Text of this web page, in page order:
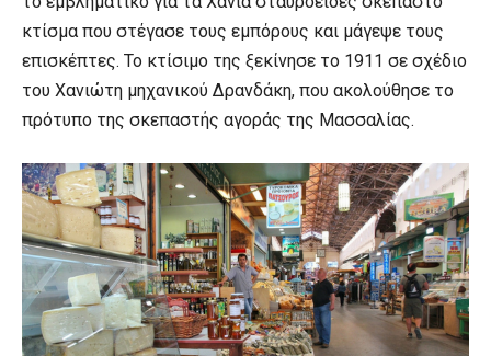
κτίσμα που στέγασε τους εμπόρους και μάγεψε τους
επισκέπτες. Το κτίσιμο της ξεκίνησε το 1911 σε σχέδιο
του Χανιώτη μηχανικού Δρανδάκη, που ακολούθησε το
πρότυπο της σκεπαστής αγοράς της Μασσαλίας.